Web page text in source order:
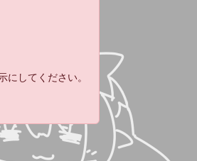
してください。